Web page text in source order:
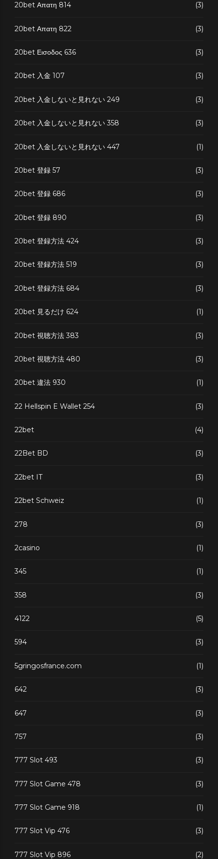
20bet Απατη 814 (3)
20bet Απατη 822 (3)
20bet Εισοδος 636 (3)
20bet 入金 107 (3)
20bet 入金しないと見れない 249 (3)
20bet 入金しないと見れない 358 (3)
20bet 入金しないと見れない 447 (1)
20bet 登録 57 (3)
20bet 登録 686 (3)
20bet 登録 890 (3)
20bet 登録方法 424 (3)
20bet 登録方法 519 (3)
20bet 登録方法 684 (3)
20bet 見るだけ 624 (1)
20bet 視聴方法 383 (3)
20bet 視聴方法 480 (3)
20bet 違法 930 (1)
22 Hellspin E Wallet 254 (3)
22bet (4)
22Bet BD (3)
22bet IT (3)
22bet Schweiz (1)
278 (3)
2casino (1)
345 (1)
358 (3)
4122 (5)
594 (3)
5gringosfrance.com (1)
642 (3)
647 (3)
757 (3)
777 Slot 493 (3)
777 Slot Game 478 (3)
777 Slot Game 918 (1)
777 Slot Vip 476 (3)
777 Slot Vip 896 (2)